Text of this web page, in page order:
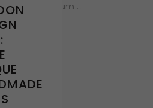
condimentum